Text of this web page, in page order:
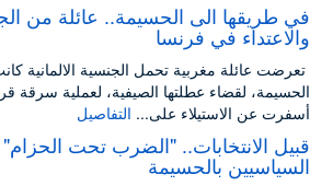
في طريقها الى الحسيمة.. عائلة من
والاعتداء في فرنسا
تعرضت عائلة مغربية تحمل الجنسية الالمانية
الحسيمة، لقضاء عطلتها الصيفية، لعملية سرقة
أسفرت عن الاستيلاء على... التفاصيل
قبيل الانتخابات.. "الضرب تحت
السياسيين بالحسيمة